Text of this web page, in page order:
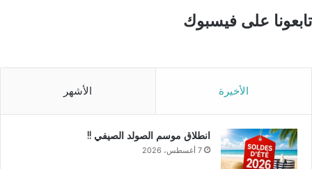
تابعونا على فيسبوك
الأخيرة الأشهر
انطلاق موسم الصولد الصيفي !!
7 أغسطس، 2026